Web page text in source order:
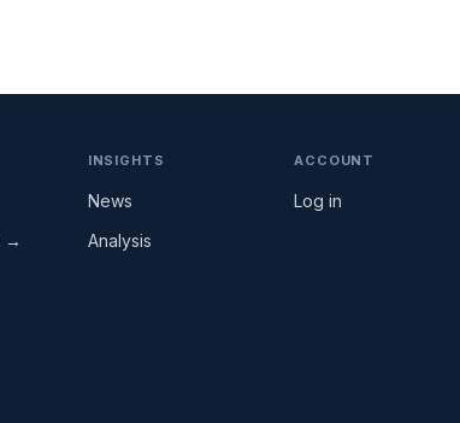
→
INSIGHTS
News
Analysis
ACCOUNT
Log in